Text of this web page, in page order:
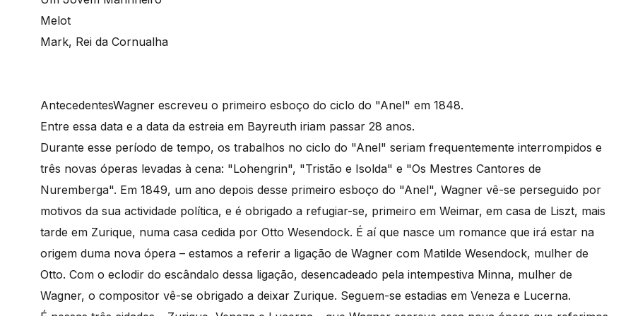
Melot
Mark, Rei da Cornualha
AntecedentesWagner escreveu o primeiro esboço do ciclo do "Anel" em 1848.
Entre essa data e a data da estreia em Bayreuth iriam passar 28 anos.
Durante esse período de tempo, os trabalhos no ciclo do "Anel" seriam frequentemente interrompidos e
três novas óperas levadas à cena: "Lohengrin", "Tristão e Isolda" e "Os Mestres Cantores de
Nuremberga". Em 1849, um ano depois desse primeiro esboço do "Anel", Wagner vê-se perseguido por
motivos da sua actividade política, e é obrigado a refugiar-se, primeiro em Weimar, em casa de Liszt, mais
tarde em Zurique, numa casa cedida por Otto Wesendock. É aí que nasce um romance que irá estar na
origem duma nova ópera – estamos a referir a ligação de Wagner com Matilde Wesendock, mulher de
Otto. Com o eclodir do escândalo dessa ligação, desencadeado pela intempestiva Minna, mulher de
Wagner, o compositor vê-se obrigado a deixar Zurique. Seguem-se estadias em Veneza e Lucerna.